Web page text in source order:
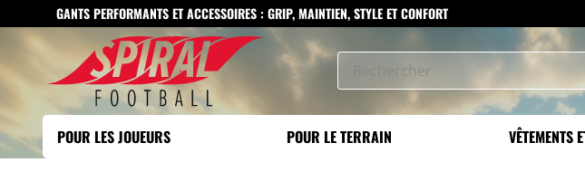
GANTS PERFORMANTS ET ACCESSOIRES : GRIP, MAINTIEN, STYLE ET CONFORT
POUR LES JOUEURS POUR LE TERRAIN VÊTEMENTS